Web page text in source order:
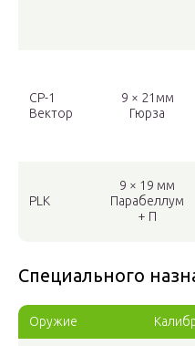
СР-1
Вектор
9 × 21мм
Гюрза
PLK
9 × 19 мм
Парабеллум
+ П
Специального
Оружие